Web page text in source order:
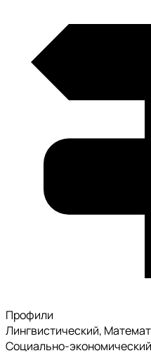
Профили
Лингвистический,
Социально-